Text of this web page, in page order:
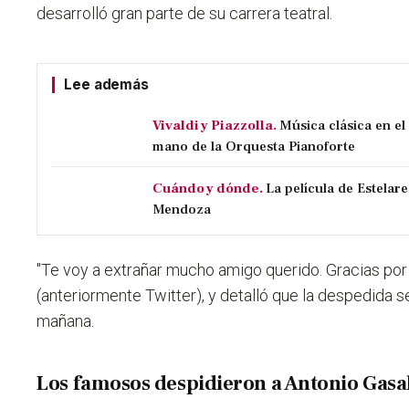
desarrolló gran parte de su carrera teatral.
Lee además
Vivaldi y Piazzolla. Música clásica en
mano de la Orquesta Pianoforte
Cuándo y dónde. La película de
Mendoza
"Te voy a extrañar mucho amigo querido. Gracias
(anteriormente Twitter), y detalló que la despedida
mañana.
Los famosos despidieron a Antonio